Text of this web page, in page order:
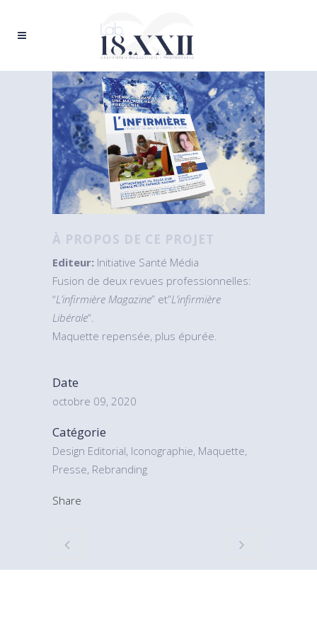
À PROPOS DE CE PROJET
Editeur: Initiative Santé Média
Fusion de deux revues professionnelles:
“L’infirmière Magazine” et”L’infirmière
Libérale“.
Maquette repensée, plus épurée.
Date
octobre 09, 2020
Catégorie
Design Editorial, Iconographie, Maquette,
Presse, Rebranding
Share